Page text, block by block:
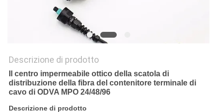
Descrizione di prodotto
Il centro impermeabile ottico della scatola di
distribuzione della fibra del contenitore terminale di
cavo di ODVA MPO 24/48/96
Descrizione di prodotto